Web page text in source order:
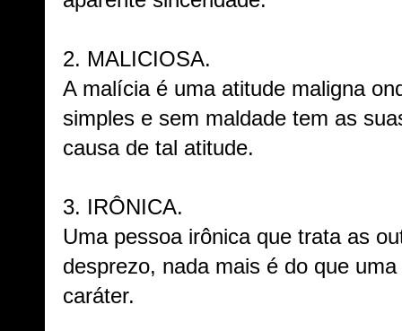
2. MALICIOSA.
A malícia é uma atitude maligna
simples e sem maldade tem as
causa de tal atitude.
3. IRÔNICA.
Uma pessoa irônica que trata as
desprezo, nada mais é do que
caráter.